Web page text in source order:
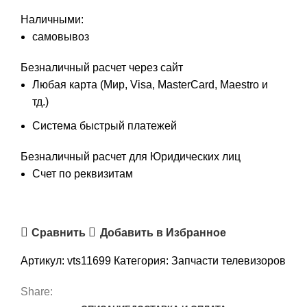
Наличными:
самовывоз
Безналичный расчет через сайт
Любая карта (Мир, Visa, MasterCard, Maestro и
тд.)
Система быстрый платежей
Безналичный расчет для Юридических лиц
Счет по реквизитам
Сравнить Добавить в Избранное
Артикул: vts11699 Категория: Запчасти телевизоров
Share: